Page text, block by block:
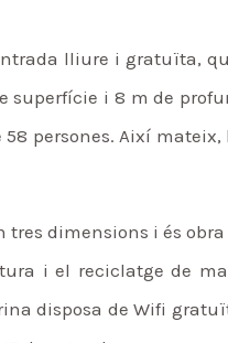
lliure i gratuïta,
superfície i 8 m de
persones. Així mateix,
dimensions i és obra
i el reciclatge de
disposa de Wifi